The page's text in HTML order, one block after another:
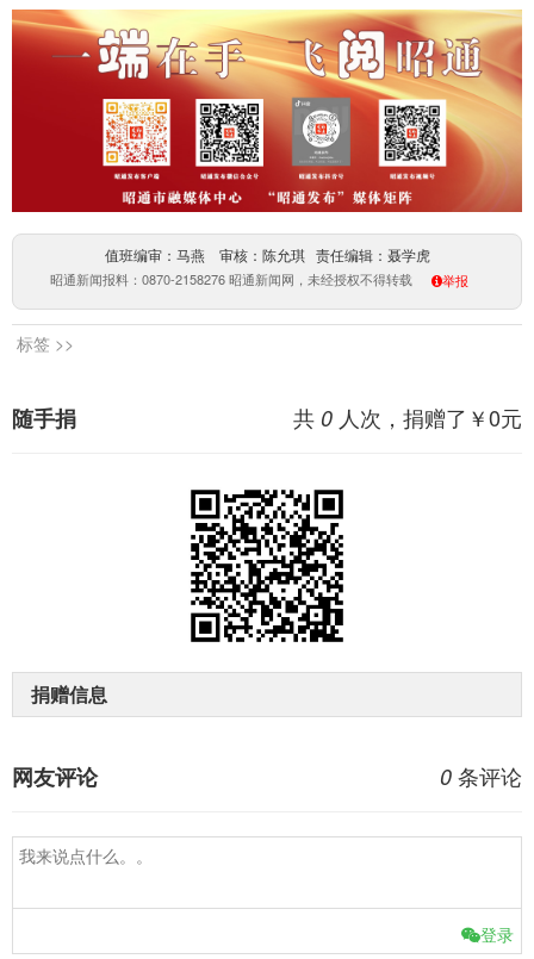
值班编审：马燕 审核：陈允琪 责任编辑：聂学虎
昭通新闻报料：0870-2158276 昭通新闻网，未经授权不得转载 举报
标签 >>
共 0 人次，捐赠了￥0元
随手捐
捐赠信息
0 条评论
网友评论
登录